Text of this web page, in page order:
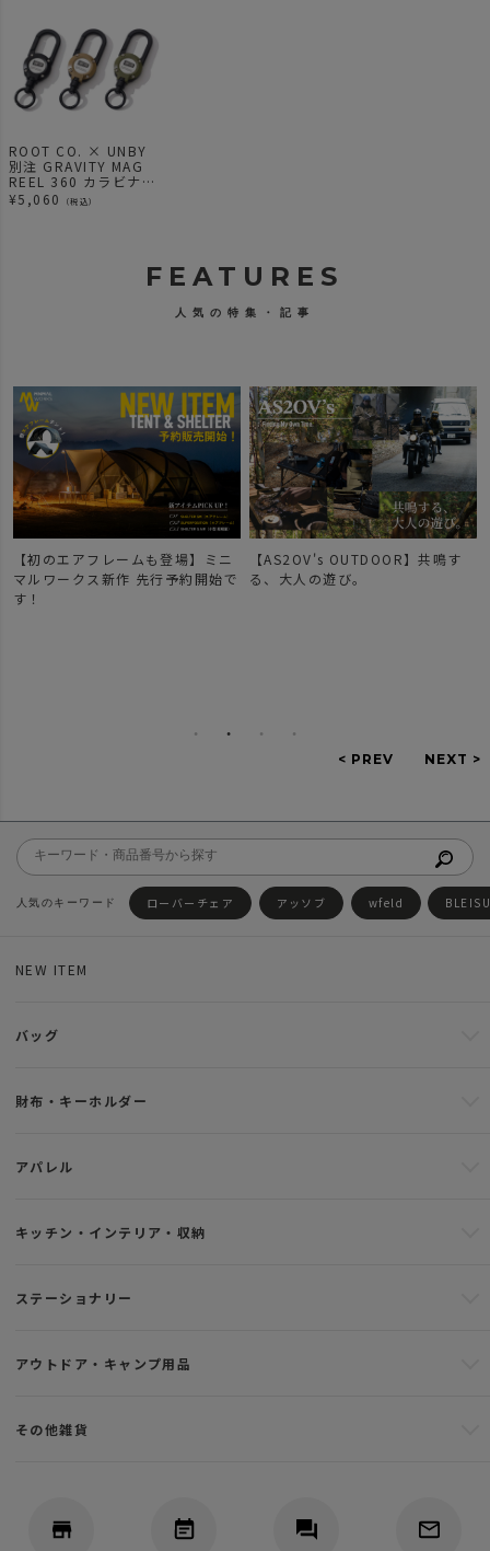
ROOT CO. × UNBY
別注 GRAVITY MAG
REEL 360 カラビナ
マグネットリール
¥5,060 （税込）
FEATURES
人気の特集・記事
【初のエアフレームも登場】ミニ
マルワークス新作 先行予約開始で
す！
【AS2OV's OUTDOOR】共鳴す
る、大人の遊び。
ローバーチェア アッソブ wfeld
NEW ITEM
バッグ
財布・キーホルダー
アパレル
キッチン・インテリア・収納
ステーショナリー
アウトドア・キャンプ用品
その他雑貨